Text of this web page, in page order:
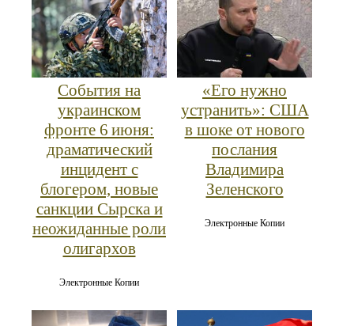
События на
украинском
фронте 6 июня:
драматический
инцидент с
блогером, новые
санкции Сырска и
неожиданные роли
олигархов
Электронные Копии
«Его нужно
устранить»: США
в шоке от нового
послания
Владимира
Зеленского
Электронные Копии